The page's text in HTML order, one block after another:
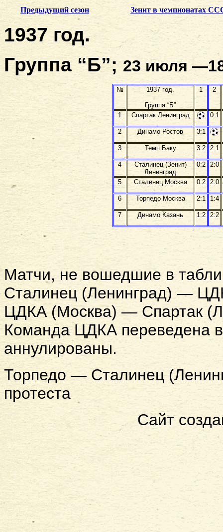
Предыдущий сезон Зенит в чемпионатах
1937 год.
Группа “Б”;23 июля
№ 1937 год.
Группа “Б”
1 2
1 Спартак Ленинград 0:1
2 Динамо Ростов 3:1
3 Темп Баку 3:2 2:1
4
Сталинец (Зенит)
Ленинград
0:2 2:0
5 Сталинец Москва 0:2 2:0
6 Торпедо Москва 2:1 1:4
7 Динамо Казань 1:2 2:2
Матчи, не вошедшие в
Сталинец (Ленинград) —
ЦДКА (Москва) — Спартак
Команда ЦДКА переведена в
аннулированы.
Торпедо — Сталинец
протеста
Сайт